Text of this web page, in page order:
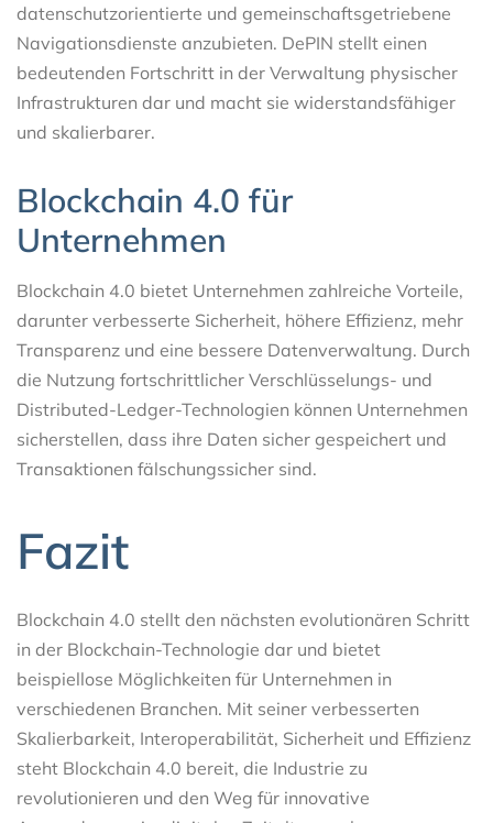
datenschutzorientierte und gemeinschaftsgetriebene
Navigationsdienste anzubieten. DePIN stellt einen
bedeutenden Fortschritt in der Verwaltung physischer
Infrastrukturen dar und macht sie widerstandsfähiger
und skalierbarer.
Blockchain 4.0 für
Unternehmen
Blockchain 4.0 bietet Unternehmen zahlreiche Vorteile,
darunter verbesserte Sicherheit, höhere Effizienz, mehr
Transparenz und eine bessere Datenverwaltung. Durch
die Nutzung fortschrittlicher Verschlüsselungs- und
Distributed-Ledger-Technologien können Unternehmen
sicherstellen, dass ihre Daten sicher gespeichert und
Transaktionen fälschungssicher sind.
Fazit
Blockchain 4.0 stellt den nächsten evolutionären Schritt
in der Blockchain-Technologie dar und bietet
beispiellose Möglichkeiten für Unternehmen in
verschiedenen Branchen. Mit seiner verbesserten
Skalierbarkeit, Interoperabilität, Sicherheit und Effizienz
steht Blockchain 4.0 bereit, die Industrie zu
revolutionieren und den Weg für innovative